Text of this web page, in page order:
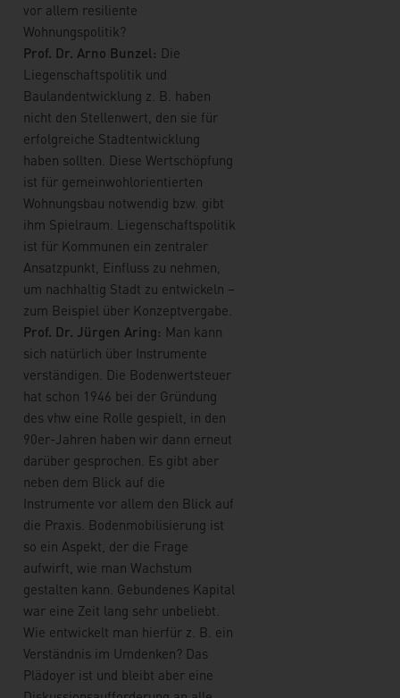
vor allem resiliente
Wohnungspolitik?
Prof. Dr. Arno Bunzel: Die
Liegenschaftspolitik und
Baulandentwicklung z. B. haben
nicht den Stellenwert, den sie für
erfolgreiche Stadtentwicklung
haben sollten. Diese Wertschöpfung
ist für gemeinwohlorientierten
Wohnungsbau notwendig bzw. gibt
ihm Spielraum. Liegenschaftspolitik
ist für Kommunen ein zentraler
Ansatzpunkt, Einfluss zu nehmen,
um nachhaltig Stadt zu entwickeln –
zum Beispiel über Konzeptvergabe.
Prof. Dr. Jürgen Aring: Man kann
sich natürlich über Instrumente
verständigen. Die Bodenwertsteuer
hat schon 1946 bei der Gründung
des vhw eine Rolle gespielt, in den
90er-Jahren haben wir dann erneut
darüber gesprochen. Es gibt aber
neben dem Blick auf die
Instrumente vor allem den Blick auf
die Praxis. Bodenmobilisierung ist
so ein Aspekt, der die Frage
aufwirft, wie man Wachstum
gestalten kann. Gebundenes Kapital
war eine Zeit lang sehr unbeliebt.
Wie entwickelt man hierfür z. B. ein
Verständnis im Umdenken? Das
Plädoyer ist und bleibt aber eine